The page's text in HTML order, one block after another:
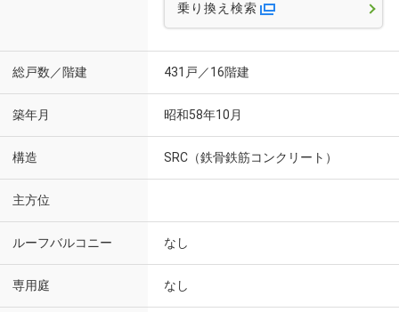
乗り換え検索
総戸数／階建 431戸／16階建
築年月 昭和58年10月
構造 SRC（鉄骨鉄筋コンクリート）
主方位
ルーフバルコニー なし
専用庭 なし